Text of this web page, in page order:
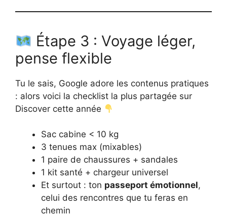
Étape 3 : Voyage léger,
pense flexible
Tu le sais, Google adore les contenus pratiques
: alors voici la checklist la plus partagée sur
Discover cette année
Sac cabine < 10 kg
3 tenues max (mixables)
1 paire de chaussures + sandales
1 kit santé + chargeur universel
Et surtout : ton passeport émotionnel,
celui des rencontres que tu feras en
chemin